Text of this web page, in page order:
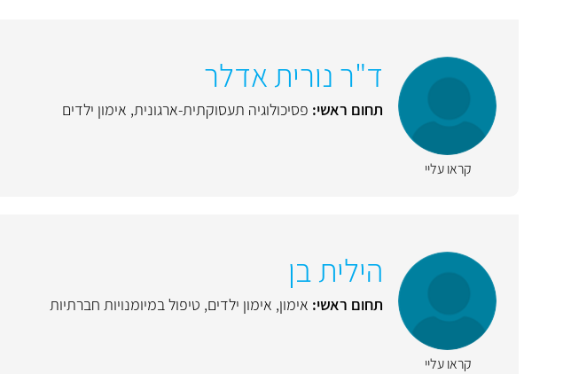
קראו עליי
ד"ר נורית אדלר
תחום ראשי: פסיכולוגיה תעסוקתית-ארגונית, אימון ילדים
קראו עליי
הילית בן
תחום ראשי: אימון, אימון ילדים, טיפול במיומנויות חברתיות